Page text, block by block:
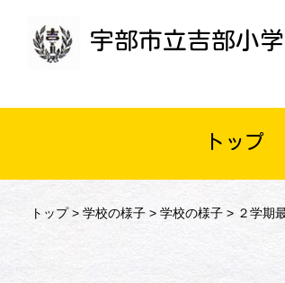
宇部市立吉部小
トップ
トップ> 学校の様子> 学校の様子> ２学期